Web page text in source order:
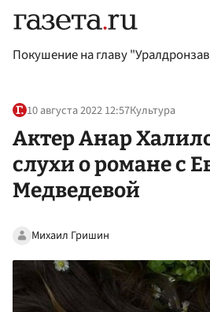
Покушение на главу
10 августа 2022 12:57Культура
Актер Анар
слухи о романе с
Медведевой
Михаил Гришин